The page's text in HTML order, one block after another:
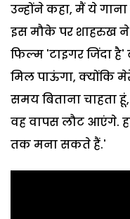
उन्होंने कहा, मैं ये
इस मौके पर शाहरुख
फिल्म 'टाइगर जिंदा
मिल पाऊंगा, क्योंकि
समय बिताना चाहता
वह वापस लौट आएंगे.
तक मना सकते हैं.'